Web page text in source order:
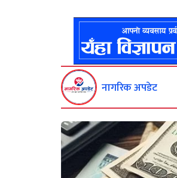
नागरिक अपडेट